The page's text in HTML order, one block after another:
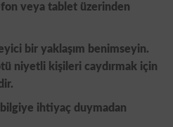
veya tablet üzerinden
bir yaklaşım benimseyin.
niyetli kişileri caydırmak için
ihtiyaç duymadan